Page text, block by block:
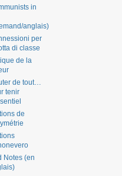
in
anglais)
per
di classe
de la
de tout…
tenir
de
Notes (en